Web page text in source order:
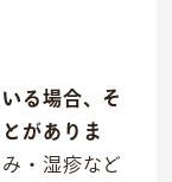
る場合、そ
がありま
・湿疹など